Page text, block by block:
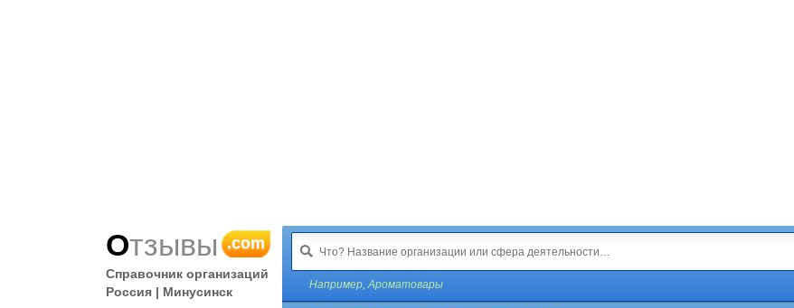
Отзывы .com
Справочник организаций
Россия | Минусинск
Например,Ароматовары